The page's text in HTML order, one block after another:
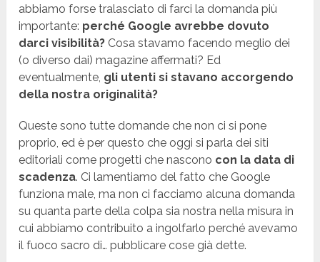
abbiamo forse tralasciato di farci la domanda più
importante: perché Google avrebbe dovuto
darci visibilità? Cosa stavamo facendo meglio dei
(o diverso dai) magazine affermati? Ed
eventualmente, gli utenti si stavano accorgendo
della nostra originalità?
Queste sono tutte domande che non ci si pone
proprio, ed è per questo che oggi si parla dei siti
editoriali come progetti che nascono con la data di
scadenza. Ci lamentiamo del fatto che Google
funziona male, ma non ci facciamo alcuna domanda
su quanta parte della colpa sia nostra nella misura in
cui abbiamo contribuito a ingolfarlo perché avevamo
il fuoco sacro di… pubblicare cose già dette.